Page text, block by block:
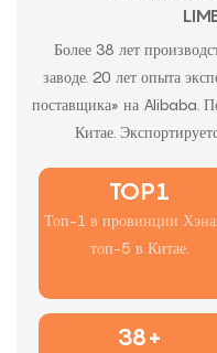
Более 38 лет
заводе. 20 лет опыта
поставщика» на Alibaba.
Китае.
TOP1
Топ-1 в провинции
топ-5 в Китае.
38+